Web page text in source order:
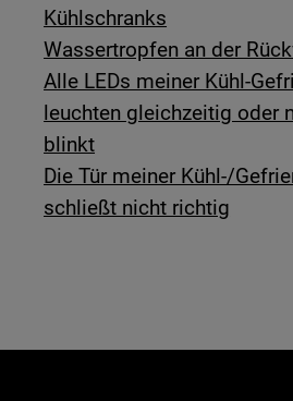
Kühlschranks
Wassertropfen an der
Alle LEDs meiner Kühl-
leuchten gleichzeitig oder
blinkt
Die Tür meiner Kühl-/
schließt nicht richtig